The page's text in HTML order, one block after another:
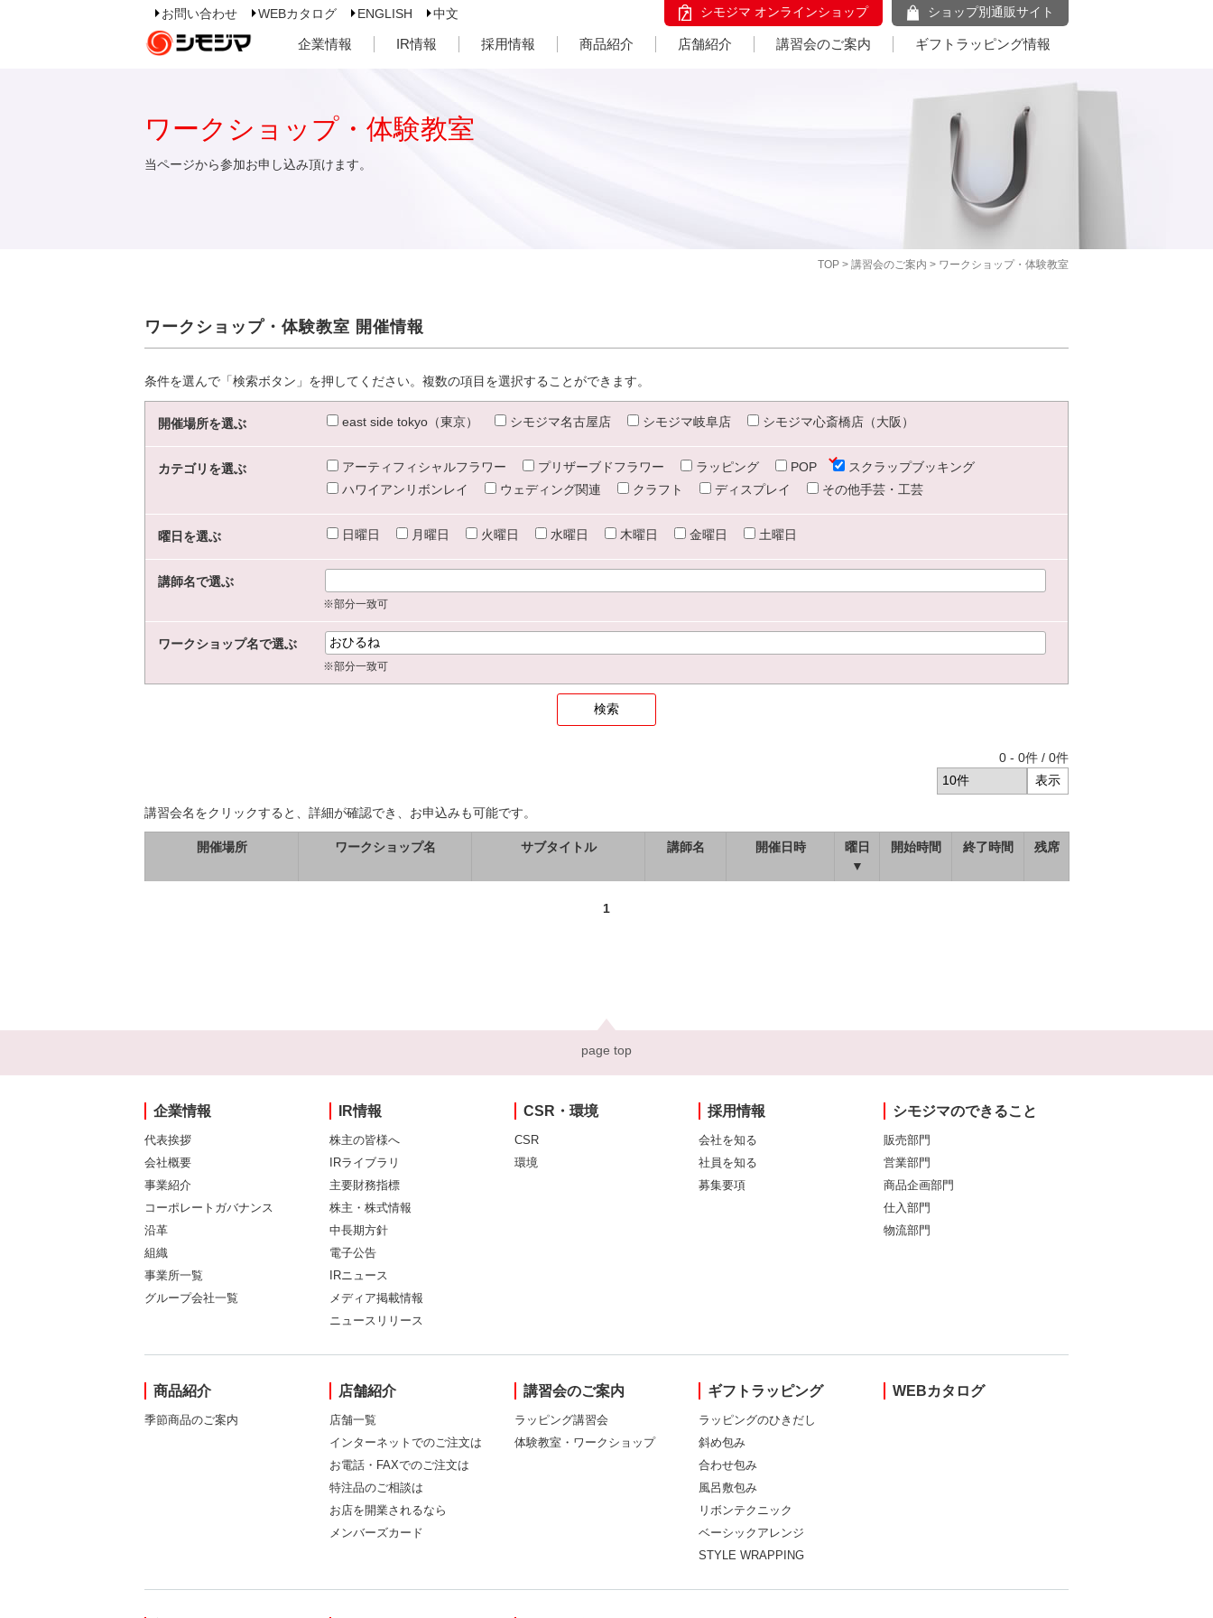
お問い合わせ WEBカタログ ENGLISH 中文 シモジマ オンラインショップ ショップ別通販サイト
企業情報 IR情報 採用情報 商品紹介 店舗紹介 講習会のご案内 ギフトラッピング情報
TOP > 講習会のご案内 > ワークショップ・体験教室
ワークショップ・体験教室
当ページから参加お申し込み頂けます。
ワークショップ・体験教室 開催情報
条件を選んで「検索ボタン」を押してください。複数の項目を選択することができます。
開催場所を選ぶ east side tokyo（東京） シモジマ名古屋店 シモジマ岐阜店 シモジマ心斎橋店（大阪）
カテゴリを選ぶ アーティフィシャルフラワー プリザーブドフラワー ラッピング POP
スクラップブッキング
ハワイアンリボンレイ
ウェディング関連 クラフト ディスプレイ その他手芸・工芸
曜日を選ぶ 日曜日 月曜日 火曜日 水曜日 木曜日 金曜日 土曜日
講師名で選ぶ
※部分一致可
ワークショップ名で選ぶ
※部分一致可
0 - 0件 / 0件
講習会名をクリックすると、詳細が確認でき、お申込みも可能です。
開催場所 ワークショップ名 サブタイトル 講師名 開催日時
曜日
▼
開始時間 終了時間 残席
1
page top
企業情報
代表挨拶
会社概要
事業紹介
コーポレートガバナンス
沿革
組織
事業所一覧
グループ会社一覧
IR情報
株主の皆様へ
IRライブラリ
主要財務指標
株主・株式情報
中長期方針
電子公告
IRニュース
メディア掲載情報
ニュースリリース
CSR・環境
CSR
環境
採用情報
会社を知る
社員を知る
募集要項
シモジマのできること
販売部門
営業部門
商品企画部門
仕入部門
物流部門
商品紹介
季節商品のご案内
店舗紹介
店舗一覧
インターネットでのご注文は
お電話・FAXでのご注文は
特注品のご相談は
お店を開業されるなら
メンバーズカード
講習会のご案内
ラッピング講習会
体験教室・ワークショップ
ギフトラッピング
ラッピングのひきだし
斜め包み
合わせ包み
風呂敷包み
リボンテクニック
ベーシックアレンジ
STYLE WRAPPING
WEBカタログ